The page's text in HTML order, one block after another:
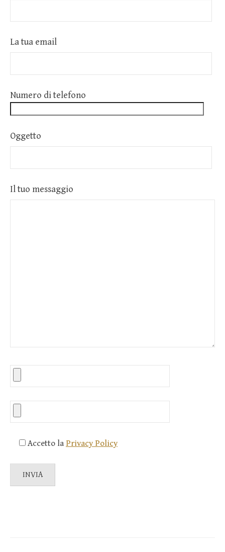
La tua email
Numero di telefono
Oggetto
Il tuo messaggio
Accetto la Privacy Policy